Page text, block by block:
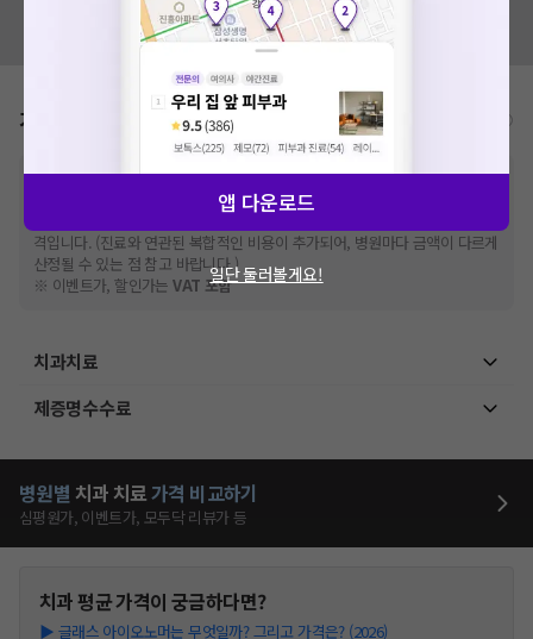
혹시 잘못된 병원정보가 있나요?
모두닥 팀에 알려주세요!
가격표 비급여/급여 진료란?
※비급여 항목의 경우,추가비용 등으로 실제 가격과 상이할 수 있으니, 정확
한 가격은 해당 의료기관에 직접 문의해주세요.
건강보험심사평가원
격입니다. (진료와 연관된 복합적인 비용이 추가되어, 병원마다 금액이 다르게
산정될 수 있는 점 참고 바랍니다.)
※ 이벤트가, 할인가는VAT 포함
치과치료
제증명수수료
병원별 치과 치료가격 비교하기
심평원가, 이벤트가, 모두닥 리뷰가 등
치과평균 가격이 궁금하다면?
▶ 글래스 아이오노머는 무엇일까? 그리고 가격은? (2026)
앱 다운로드
일단 둘러볼게요!